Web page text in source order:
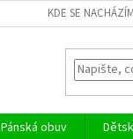
KDE SE
Pánská obuv